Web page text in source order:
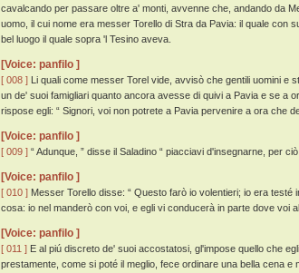
cavalcando per passare oltre a' monti, avvenne che, andando da
uomo, il cui nome era messer Torello di Stra da Pavia: il quale con
bel luogo il quale sopra 'l Tesino aveva.
[Voice: panfilo ]
[ 008 ] Li quali come messer Torel vide, avvisò che gentili uomini e
un de' suoi famigliari quanto ancora avesse di quivi a Pavia e se a
rispose egli: “ Signori, voi non potrete a Pavia pervenire a ora che
[Voice: panfilo ]
[ 009 ] “ Adunque, ” disse il Saladino “ piacciavi d'insegnarne, per
[Voice: panfilo ]
[ 010 ] Messer Torello disse: “ Questo farò io volentieri; io era
cosa: io nel manderò con voi, e egli vi conducerà in parte dove voi
[Voice: panfilo ]
[ 011 ] E al piú discreto de' suoi accostatosi, gl'impose quello che
prestamente, come si poté il meglio, fece ordinare una bella cena